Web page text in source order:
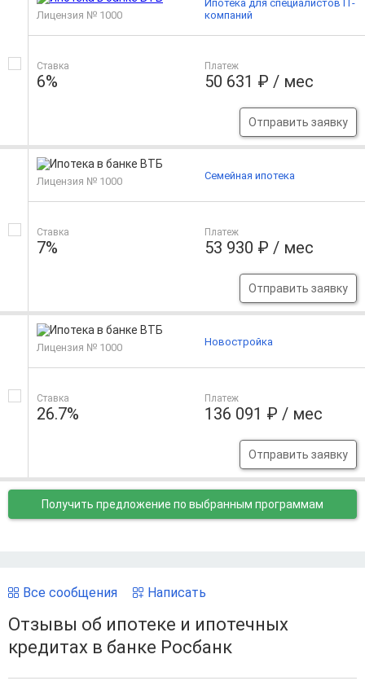
Лицензия № 1000
Ставка
6%
Платеж
50 631 ₽ / мес
Отправить заявку
Ипотека для специалистов IT-
компаний
Лицензия № 1000
Ставка
7%
Платеж
53 930 ₽ / мес
Отправить заявку
Семейная ипотека
Лицензия № 1000
Ставка
26.7%
Платеж
136 091 ₽ / мес
Отправить заявку
Новостройка
Получить предложение по выбранным программам
Все сообщения Написать
Отзывы об ипотеке и ипотечных
кредитах в банке Росбанк